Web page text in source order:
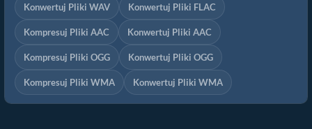
Konwertuj Pliki WAV Konwertuj Pliki FLAC
Kompresuj Pliki AAC Konwertuj Pliki AAC
Kompresuj Pliki OGG Konwertuj Pliki OGG
Kompresuj Pliki WMA Konwertuj Pliki WMA